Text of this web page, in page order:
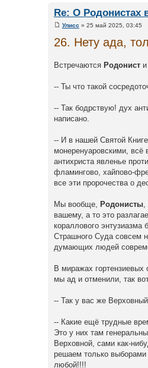
Re: О Родонистах
Улисс » 25 май 2025, 03:45
26. Нету ада,
Встречаются Родонисти
-- Ты что такой
-- Так бодрствую! дух
написано.
-- И в нашей Святой
монеренуаровскими, всё
антихриста явленье
фламингово, хайпово-
все эти пророчества о
Мы вообще, Родонисты,
вашему, а то это
кораллового
Страшного Суда совсем
думающих людей
В миражах
мы ад и отменили, так
-- Так у вас же
-- Какие ещё трудные
Это у них там
Верховной, сами как-
решаем только выборами
любой!!!!